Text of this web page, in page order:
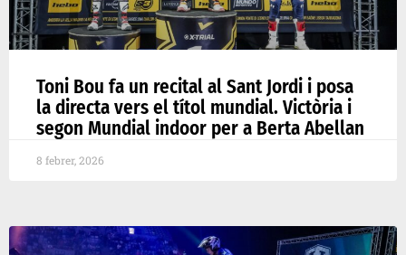
Toni Bou fa un recital al Sant Jordi i posa
la directa vers el títol mundial. Victòria i
segon Mundial indoor per a Berta Abellan
8 febrer, 2026